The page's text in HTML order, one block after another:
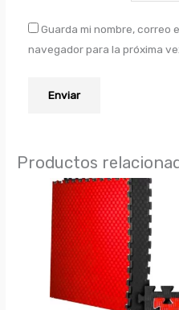
Guarda mi nombre, correo
navegador para la próxima
Productos